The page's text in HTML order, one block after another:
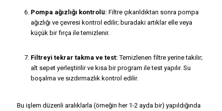
Pompa ağızlığı kontrolü: Filtre çıkarıldıktan sonra pompa
ağızlığı ve çevresi kontrol edilir; buradaki artıklar elle veya
küçük bir fırça ile temizlenir.
Filtreyi tekrar takma ve test: Temizlenen filtre yerine takılır;
alt sepet yerleştirilir ve kısa bir program ile test yapılır. Su
boşalma ve sızdırmazlık kontrol edilir.
Bu işlem düzenli aralıklarla (örneğin her 1-2 ayda bir) yapıldığında